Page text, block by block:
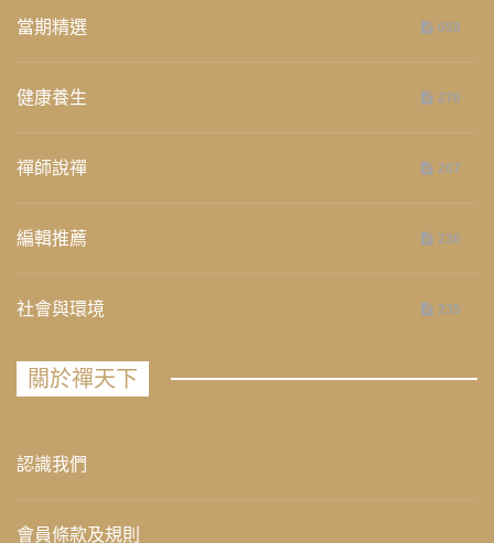
當期精選 658
健康養生 276
禪師說禪 267
編輯推薦 236
社會與環境 235
關於禪天下
認識我們
會員條款及規則